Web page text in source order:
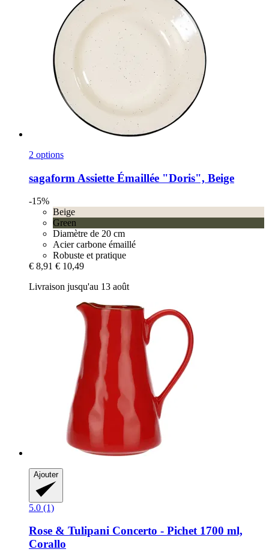
2 options
sagaform Assiette Émaillée "Doris", Beige
-15%
Beige
Green
Diamètre de 20 cm
Acier carbone émaillé
Robuste et pratique
€ 8,91 € 10,49
Livraison jusqu'au 13 août
Ajouter
5.0 (1)
Rose & Tulipani Concerto -​ Pichet 1700 ml,
Corallo